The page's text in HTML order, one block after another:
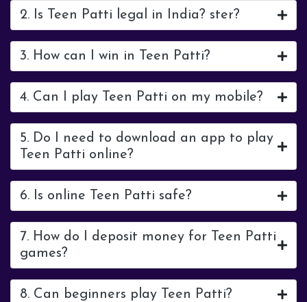
2. Is Teen Patti legal in India? ster?
3. How can I win in Teen Patti?
4. Can I play Teen Patti on my mobile?
5. Do I need to download an app to play
Teen Patti online?
6. Is online Teen Patti safe?
7. How do I deposit money for Teen Patti
games?
8. Can beginners play Teen Patti?